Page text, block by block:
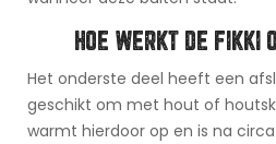
HOE WERKT DE FIKKI
Het onderste deel heeft een
geschikt om met hout of
warmt hierdoor op en is na